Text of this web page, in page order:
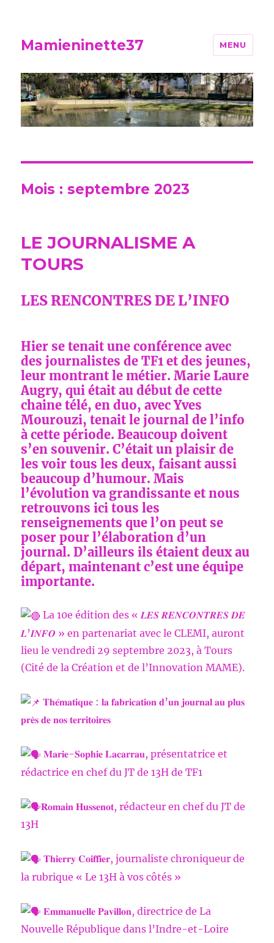
Mamieninette37 MENU
Mois :septembre 2023
LE JOURNALISME A
TOURS
LES RENCONTRES DE L’INFO
Hier se tenait une conférence avec
des journalistes de TF1 et des jeunes,
leur montrant le métier. Marie Laure
Augry, qui était au début de cette
chaine télé, en duo, avec Yves
Mourouzi, tenait le journal de l’info
à cette période. Beaucoup doivent
s’en souvenir. C’était un plaisir de
les voir tous les deux, faisant aussi
beaucoup d’humour. Mais
l’évolution va grandissante et nous
retrouvons ici tous les
renseignements que l’on peut se
poser pour l’élaboration d’un
journal. D’ailleurs ils étaient deux au
départ, maintenant c’est une équipe
importante.
La 10e édition des « 𝑳𝑬𝑺 𝑹𝑬𝑵𝑪𝑶𝑵𝑻𝑹𝑬𝑺 𝑫𝑬
𝑳’𝑰𝑵𝑭𝑶 » en partenariat avec le CLEMI, auront
lieu le vendredi 29 septembre 2023, à Tours
(Cité de la Création et de l’Innovation MAME).
𝐓𝐡𝐞́𝐦𝐚𝐭𝐢𝐪𝐮𝐞 : 𝐥𝐚 𝐟𝐚𝐛𝐫𝐢𝐜𝐚𝐭𝐢𝐨𝐧 𝐝’𝐮𝐧 𝐣𝐨𝐮𝐫𝐧𝐚𝐥 𝐚𝐮 𝐩𝐥𝐮𝐬
𝐩𝐫𝐞̀𝐬 𝐝𝐞 𝐧𝐨𝐬 𝐭𝐞𝐫𝐫𝐢𝐭𝐨𝐢𝐫𝐞𝐬
𝐌𝐚𝐫𝐢𝐞-𝐒𝐨𝐩𝐡𝐢𝐞 𝐋𝐚𝐜𝐚𝐫𝐫𝐚𝐮, présentatrice et
rédactrice en chef du JT de 13H de TF1
𝐑𝐨𝐦𝐚𝐢𝐧 𝐇𝐮𝐬𝐬𝐞𝐧𝐨𝐭, rédacteur en chef du JT de
13H
𝐓𝐡𝐢𝐞𝐫𝐫𝐲 𝐂𝐨𝐢𝐟𝐟𝐢𝐞𝐫, journaliste chroniqueur de
la rubrique « Le 13H à vos côtés »
𝐄𝐦𝐦𝐚𝐧𝐮𝐞𝐥𝐥𝐞 𝐏𝐚𝐯𝐢𝐥𝐥𝐨𝐧, directrice de La
Nouvelle République dans l’Indre-et-Loire